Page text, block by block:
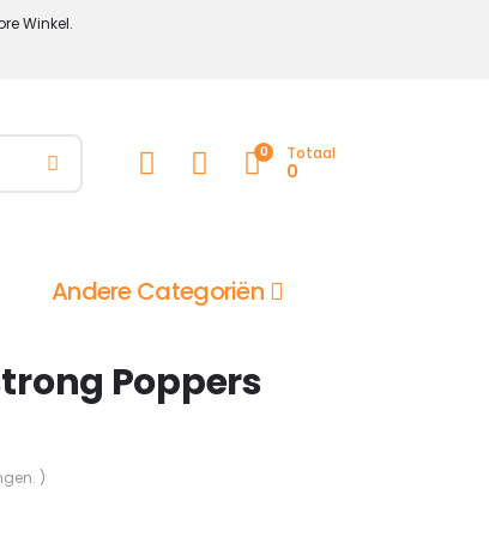
Winkel.
0 Totaal
0
Andere Categoriën
Poppers
)